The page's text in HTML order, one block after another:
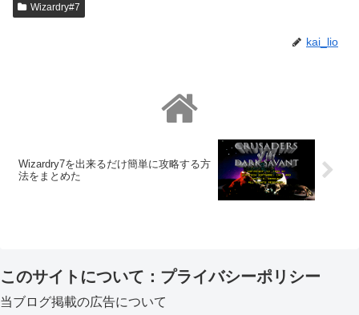
Wizardry#7
kai_lio
Wizardry7を出来るだけ簡単に攻略する方
法をまとめた
このサイトについて：プライバシーポリシー
当ブログ掲載の広告について